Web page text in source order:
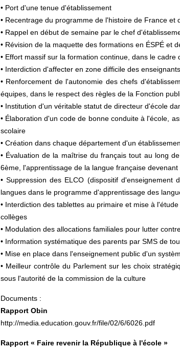
• Port d'une tenue d'établissement
• Recentrage du programme de l'histoire de France
• Rappel en début de semaine par le chef
• Révision de la maquette des formations en ÉSPÉ et
• Effort massif sur la formation continue, dans le cadre
• Interdiction d'affecter en zone difficile des
• Renforcement de l'autonomie des chefs
équipes, dans le respect des règles de la Fonction
• Institution d'un véritable statut de directeur d'école
• Élaboration d'un code de bonne conduite à l'école,
scolaire
• Création dans chaque département d'un
• Évaluation de la maîtrise du français tout au long
6ème, l'apprentissage de la langue française
• Suppression des ELCO (dispositif
langues dans le programme d'apprentissage des
• Interdiction des tablettes au primaire et mise à
collèges
• Modulation des allocations familiales pour lutter
• Information systématique des parents par SMS de
• Mise en place dans l'enseignement public d'un
• Meilleur contrôle du Parlement sur les choix
sous l'autorité de la commission de la culture
Documents :
Rapport Obin
http://media.education.gouv.fr/file/02/6/6026.pdf
Rapport « Faire revenir la République à l'école »